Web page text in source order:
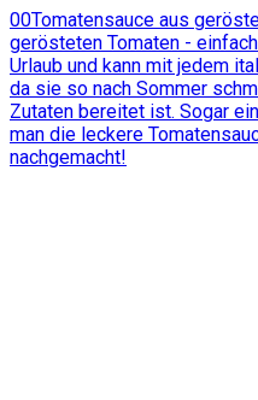
00Tomatensauce aus
gerösteten Tomaten -
Urlaub und kann mit jedem
da sie so nach Sommer
Zutaten bereitet ist. Sogar
man die leckere
nachgemacht!